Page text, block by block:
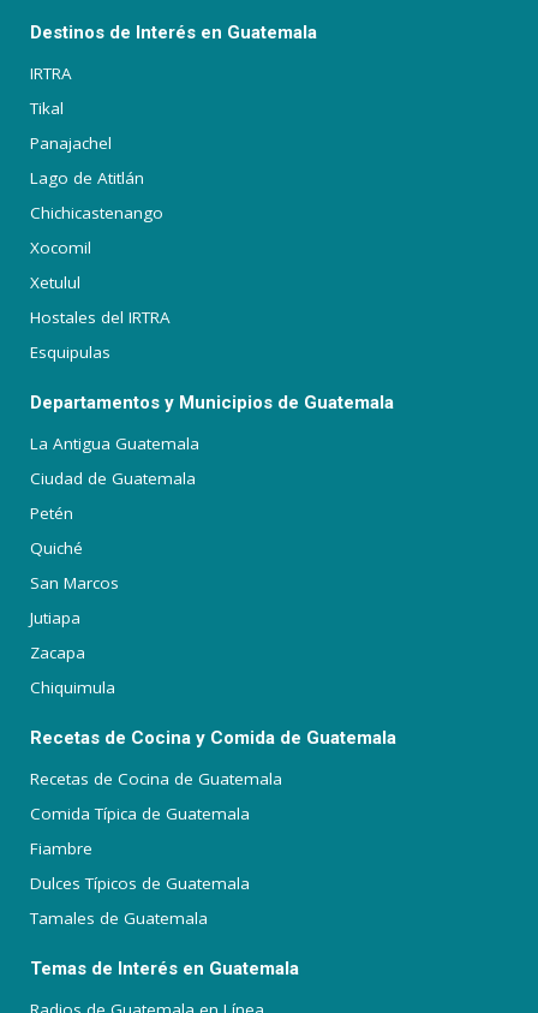
Destinos de Interés en Guatemala
IRTRA
Tikal
Panajachel
Lago de Atitlán
Chichicastenango
Xocomil
Xetulul
Hostales del IRTRA
Esquipulas
Departamentos y Municipios de Guatemala
La Antigua Guatemala
Ciudad de Guatemala
Petén
Quiché
San Marcos
Jutiapa
Zacapa
Chiquimula
Recetas de Cocina y Comida de Guatemala
Recetas de Cocina de Guatemala
Comida Típica de Guatemala
Fiambre
Dulces Típicos de Guatemala
Tamales de Guatemala
Temas de Interés en Guatemala